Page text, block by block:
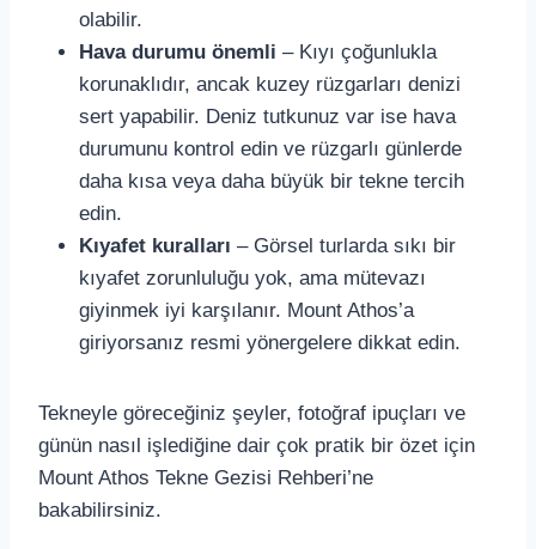
olabilir.
Hava durumu önemli – Kıyı çoğunlukla
korunaklıdır, ancak kuzey rüzgarları denizi
sert yapabilir. Deniz tutkunuz var ise hava
durumunu kontrol edin ve rüzgarlı günlerde
daha kısa veya daha büyük bir tekne tercih
edin.
Kıyafet kuralları – Görsel turlarda sıkı bir
kıyafet zorunluluğu yok, ama mütevazı
giyinmek iyi karşılanır. Mount Athos’a
giriyorsanız resmi yönergelere dikkat edin.
Tekneyle göreceğiniz şeyler, fotoğraf ipuçları ve
günün nasıl işlediğine dair çok pratik bir özet için
Mount Athos Tekne Gezisi Rehberi’ne
bakabilirsiniz.